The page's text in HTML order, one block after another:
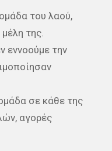
του λαού,
της.
εννοούμε την
σε κάθε της
αγορές